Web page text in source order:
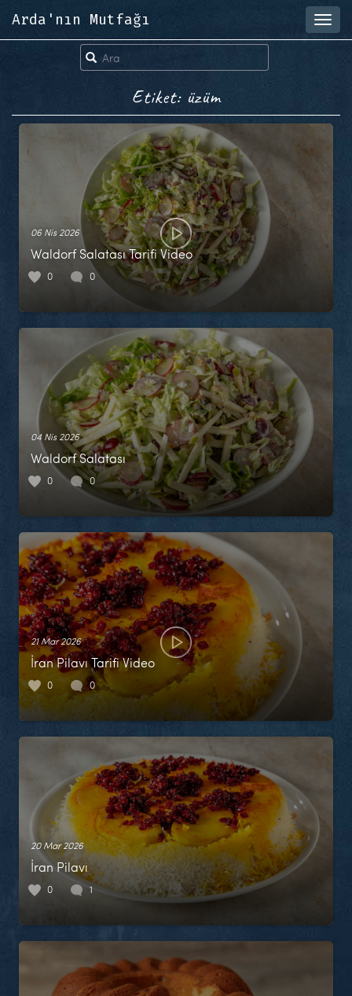
Arda'nın Mutfağı
Etiket: üzüm
06 Nis 2026
Waldorf Salatası Tarifi Video
0 0
04 Nis 2026
Waldorf Salatası
0 0
21 Mar 2026
İran Pilavı Tarifi Video
0 0
20 Mar 2026
İran Pilavı
0 1